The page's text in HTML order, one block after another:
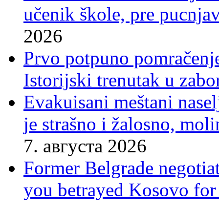
učenik škole, pre
2026
Prvo potpuno
Istorijski trenutak u
Evakuisani meštani
je strašno i žalosno,
7. августа 2026
Former Belgrade
you betrayed Kosovo